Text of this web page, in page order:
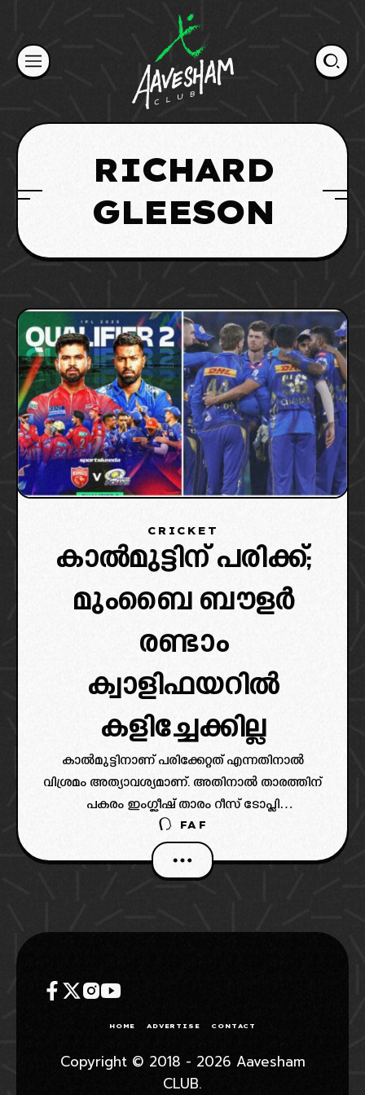
content
RICHARD
GLEESON
CRICKET
കാൽമുട്ടിന് പരിക്ക്;
മുംബൈ ബൗളർ
രണ്ടാം
ക്വാളിഫയറിൽ
കളിച്ചേക്കില്ല
കാൽമുട്ടിനാണ് പരിക്കേറ്റത് എന്നതിനാൽ
വിശ്രമം അത്യാവശ്യമാണ്. അതിനാൽ താരത്തിന്
പകരം ഇംഗ്ലീഷ് താരം റീസ് ടോപ്ലി
പഞ്ചാബിനെതിരെ അരങ്ങേറ്റം നടത്താൻ
സാധ്യതയുണ്ട്.
FAF
HOME ADVERTISE CONTACT
Copyright © 2018 - 2026 Aavesham
CLUB.